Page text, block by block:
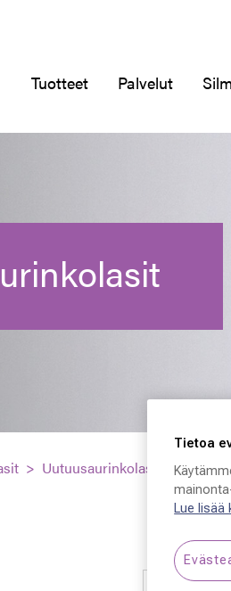
Tuotteet Palvelut
Uutuusaurinkolasit
319
Tietoa
Lue